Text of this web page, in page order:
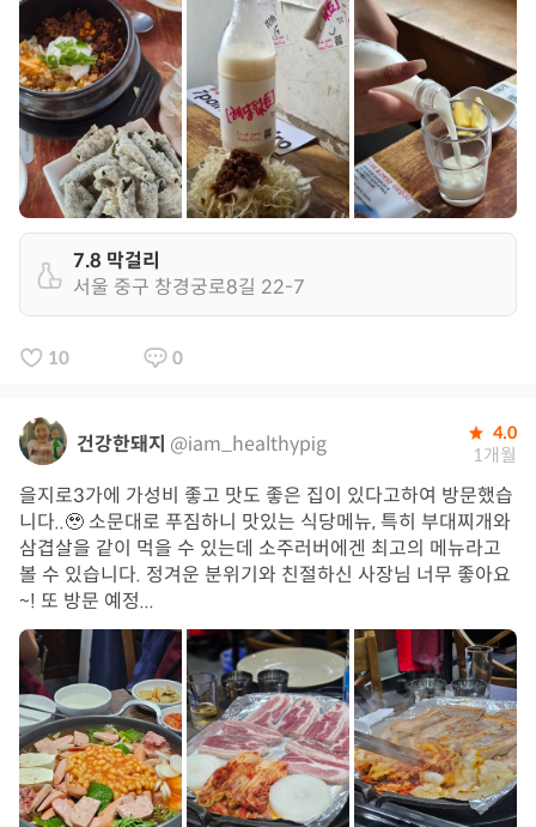
7.8 막걸리
서울 중구 창경궁로8길 22-7
10 0
건강한돼지 @iam_healthypig 4.0
1개월
을지로3가에 가성비 좋고 맛도 좋은 집이 있다고하여 방문했습
니다..🥹 소문대로 푸짐하니 맛있는 식당메뉴, 특히 부대찌개와
삼겹살을 같이 먹을 수 있는데 소주러버에겐 최고의 메뉴라고
볼 수 있습니다. 정겨운 분위기와 친절하신 사장님 너무 좋아요
~! 또 방문 예정...